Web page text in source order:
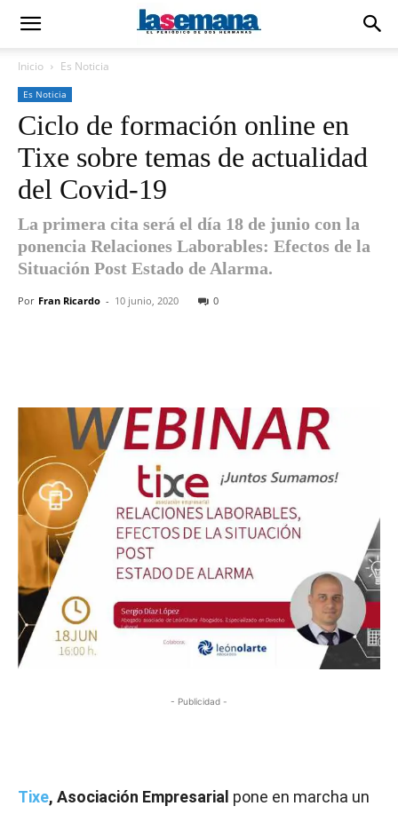
Inicio Es Noticia
Es Noticia
Ciclo de formación online en
Tixe sobre temas de actualidad
del Covid-19
La primera cita será el día 18 de junio con la
ponencia Relaciones Laborables: Efectos de la
Situación Post Estado de Alarma.
Por Fran Ricardo - 10 junio, 2020 0
- Publicidad -
Tixe, Asociación Empresarial pone en marcha un